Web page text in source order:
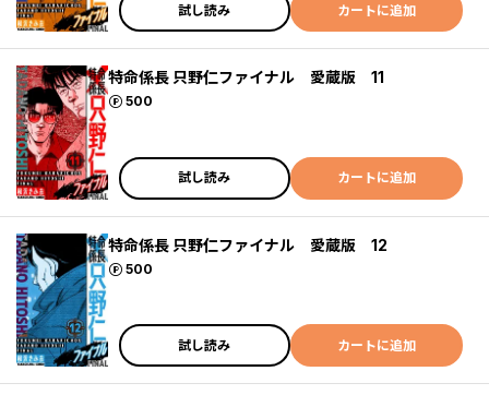
試し読み カートに追加
特命係長 只野仁ファイナル 愛蔵版 11
500
ポイント
試し読み カートに追加
特命係長 只野仁ファイナル 愛蔵版 12
500
ポイント
試し読み カートに追加